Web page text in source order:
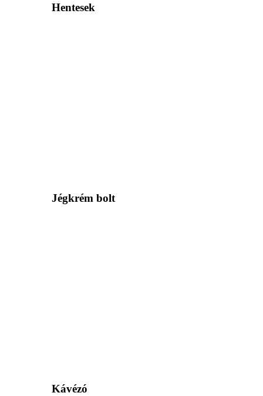
Hentesek
Jégkrém bolt
Kávézó